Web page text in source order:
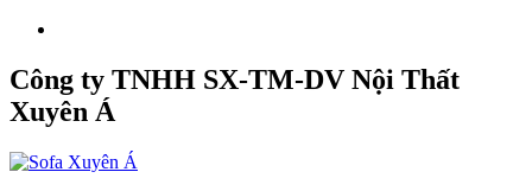
Công ty TNHH SX-TM-DV Nội Thất
Xuyên Á